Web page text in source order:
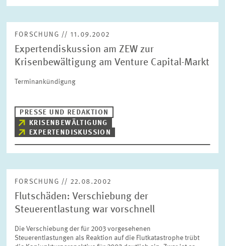
FORSCHUNG // 11.09.2002
Expertendiskussion am ZEW zur
Krisenbewältigung am Venture Capital-Markt
Terminankündigung
PRESSE UND REDAKTION
KRISENBEWÄLTIGUNG
EXPERTENDISKUSSION
FORSCHUNG // 22.08.2002
Flutschäden: Verschiebung der
Steuerentlastung war vorschnell
Die Verschiebung der für 2003 vorgesehenen
Steuerentlastungen als Reaktion auf die Flutkatastrophe trübt